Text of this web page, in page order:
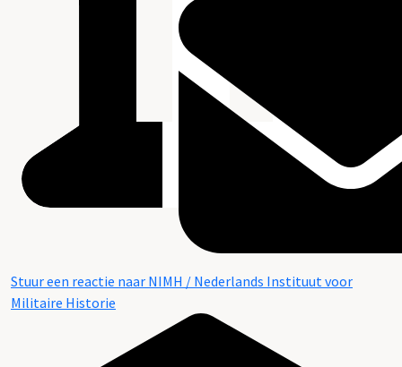
Stuur een reactie naar NIMH / Nederlands Instituut voor
Militaire Historie